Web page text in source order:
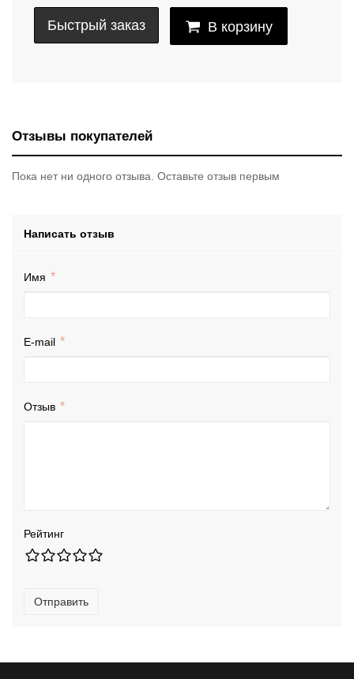
Быстрый заказ В корзину
Отзывы покупателей
Пока нет ни одного отзыва. Оставьте отзыв первым
Написать отзыв
Имя
E-mail
Отзыв
Рейтинг
Отправить